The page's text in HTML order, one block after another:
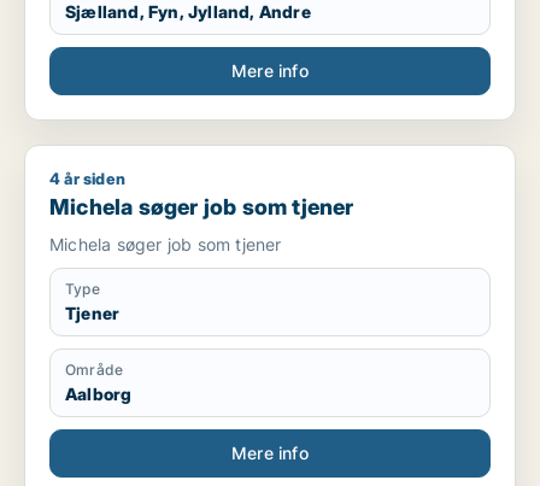
Sjælland, Fyn, Jylland, Andre
Mere info
Michela søger job som tjener
4 år siden
Michela søger job som tjener
Michela søger job som tjener
Type
Tjener
Område
Aalborg
Mere info